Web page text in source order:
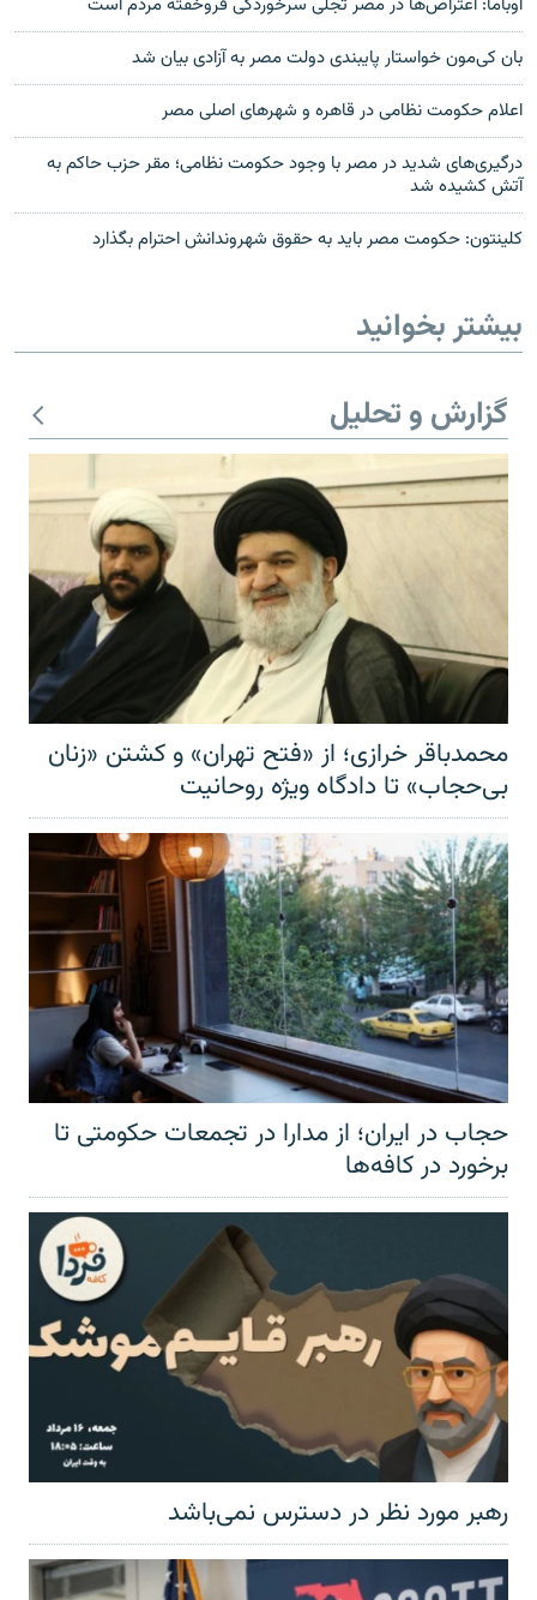
بان کی‌مون خواستار پایبندی دولت مصر به آزادی بیان شد
اعلام حکومت نظامی در قاهره و شهرهای اصلی مصر
درگیری‌های شدید در مصر با وجود حکومت نظامی؛ مقر حزب حاکم به
آتش کشیده شد
کلينتون: حکومت مصر باید به حقوق شهروندانش احترام بگذارد
بیشتر بخوانید
گزارش و تحلیل
محمدباقر خرازی؛ از «فتح تهران» و کشتن «زنان
بی‌حجاب» تا دادگاه ویژه روحانیت
حجاب در ایران؛ از مدارا در تجمعات حکومتی تا
برخورد در کافه‌ها
رهبر مورد نظر در دسترس نمی‌باشد